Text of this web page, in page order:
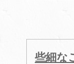
些細な